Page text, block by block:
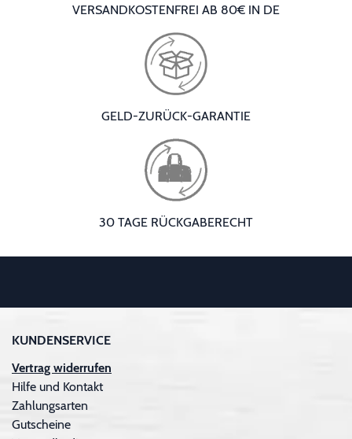
VERSANDKOSTENFREI AB 80€ IN DE
GELD-ZURÜCK-GARANTIE
30 TAGE RÜCKGABERECHT
KUNDENSERVICE
Vertrag widerrufen
Hilfe und Kontakt
Zahlungsarten
Gutscheine